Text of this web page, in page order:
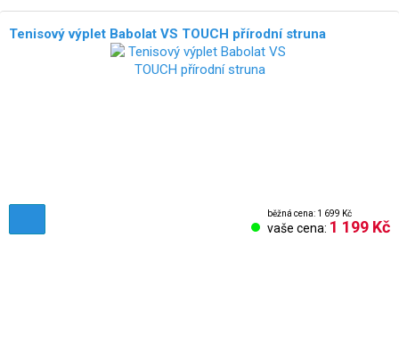
Tenisový výplet Babolat VS TOUCH přírodní struna
běžná cena: 1 699 Kč
vaše cena: 1 199 Kč